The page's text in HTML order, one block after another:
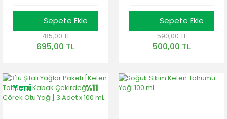
Sepete Ekle
785,00 TL
695,00 TL
Sepete Ekle
590,00 TL
500,00 TL
%11
Yeni